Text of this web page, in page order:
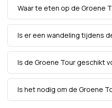
Waar te eten op de Groene
Is er een wandeling tijdens
Is de Groene Tour geschikt
Is het nodig om de Groene